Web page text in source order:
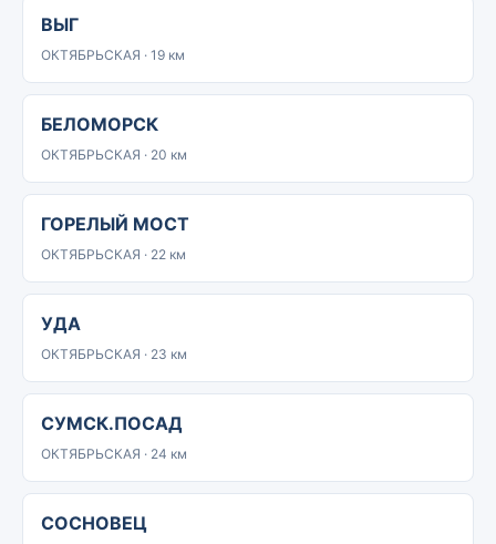
ВЫГ
ОКТЯБРЬСКАЯ · 19 км
БЕЛОМОРСК
ОКТЯБРЬСКАЯ · 20 км
ГОРЕЛЫЙ МОСТ
ОКТЯБРЬСКАЯ · 22 км
УДА
ОКТЯБРЬСКАЯ · 23 км
СУМСК.ПОСАД
ОКТЯБРЬСКАЯ · 24 км
СОСНОВЕЦ